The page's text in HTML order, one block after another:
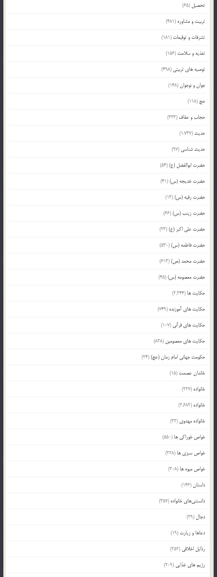
تحصیل (65)
تربیت و مشاوره (481)
تشرفات و توقیعات (181)
تغذیه و سلامت (156)
توصیه های تربیتی (498)
جوان و نوجوان(148)
حج (118)
حجاب و عفاف (333)
حدیث (1,737)
حدیث شناسی (97)
حضرت ابوالفضل (ع)(54)
حضرت خدیجه (س)(41)
حضرت رقیه (س)(13)
حضرت زینب (س)(66)
حضرت علی اکبر (ع)(23)
حضرت فاطمه (س)(530)
حضرت محمد (ص)(613)
حضرت معصومه (س)(45)
حکایت ها (2,244)
حکایت های آموزنده (749)
حکایت های قرآنی (107)
حکایت های معصومین (838)
حکومت جهانی امام زمان (عج)(24)
خاندان عصمت (15)
خانواده (227)
خانواده (2,682)
خانواده مهدوی (22)
خواص خوراکی ها (550)
خواص سبزی ها (228)
خواص میوه ها (308)
داستان(146)
دانستنی‌های خانواده (357)
دجال (29)
دعاها و زیارت (19)
رذایل اخلاقی (252)
رژیم های غذایی (209)